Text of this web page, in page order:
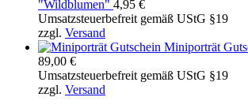
"Wildblumen" 4,95 €
Umsatzsteuerbefreit gemäß UStG §19
zzgl. Versand
Miniporträt
89,00 €Preisspanne:
38,00 €
bis
Umsatzsteuerbefreit gemäß UStG §19
zzgl. Versand